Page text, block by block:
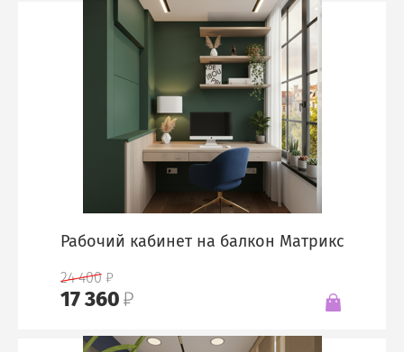
Рабочий кабинет на балкон Матрикс
24 400
17 360